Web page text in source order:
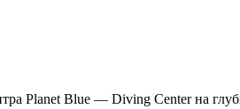
Planet Blue — Diving Center на